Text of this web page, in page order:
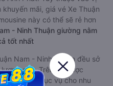
mãi, giá vé Xe Thuận
này có thể sẽ rẻ hơn
- Ninh Thuận giường nằm
tốt nhất
Nam - Ninh Thuận đều sở
cao. Trên xe được
hiện đại phục vụ cho nhu